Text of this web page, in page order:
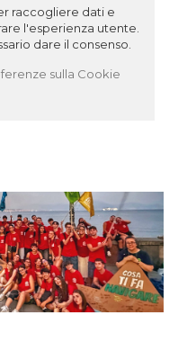
raccogliere dati e
l'esperienza utente.
dare il consenso.
sulla Cookie